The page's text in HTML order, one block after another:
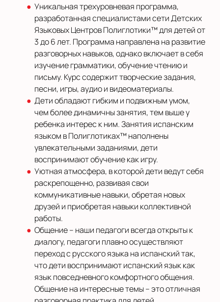
Уникальная трехуровневая программа,
разработанная специалистами сети Детских
Языковых Центров Полиглотики™ для детей от
3 до 6 лет. Программа направлена на развитие
разговорных навыков, однако включает в себя
изучение грамматики, обучение чтению и
письму. Курс содержит творческие задания,
песни, игры, аудио и видеоматериалы.
Дети обладают гибким и подвижным умом,
чем более динамичны занятия, тем выше у
ребенка интерес к ним. Занятия испанским
языком в Полиглотиках™ наполнены
увлекательными заданиями, дети
воспринимают обучение как игру.
Уютная атмосфера, в которой дети ведут себя
раскрепощенно, развивая свои
коммуникативные навыки, обретая новых
друзей и приобретая навыки коллективной
работы.
Общение – наши педагоги всегда открыты к
диалогу, педагоги плавно осуществляют
переход с русского языка на испанский так,
что дети воспринимают испанский язык как
язык повседневного комфортного общения.
Общение на интересные темы – это отличная